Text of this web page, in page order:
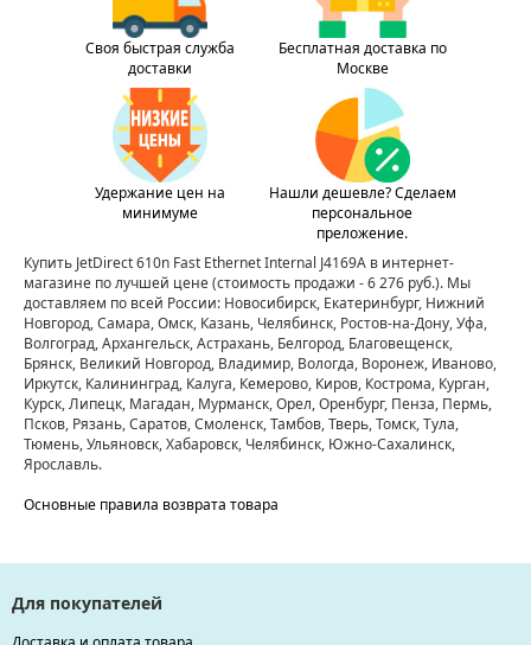
Своя быстрая служба
доставки
Бесплатная доставка по
Москве
Удержание цен на
минимуме
Нашли дешевле? Сделаем
персональное
преложение.
Купить JetDirect 610n Fast Ethernet Internal J4169A в интернет-
магазине по лучшей цене(стоимость продажи - 6 276 руб.). Мы
доставляем по всей России: Новосибирск, Екатеринбург, Нижний
Новгород, Самара, Омск, Казань, Челябинск, Ростов-на-Дону, Уфа,
Волгоград, Архангельск, Астрахань, Белгород, Благовещенск,
Брянск, Великий Новгород, Владимир, Вологда, Воронеж, Иваново,
Иркутск, Калининград, Калуга, Кемерово, Киров, Кострома, Курган,
Курск, Липецк, Магадан, Мурманск, Орел, Оренбург, Пенза, Пермь,
Псков, Рязань, Саратов, Смоленск, Тамбов, Тверь, Томск, Тула,
Тюмень, Ульяновск, Хабаровск, Челябинск, Южно-Сахалинск,
Ярославль.
Основные правила возврата товара
Для покупателей